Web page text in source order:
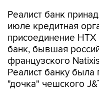
Реалист банк
июле кредитная
присоединение НТХ
банк, бывшая
французского
Реалист банку была
"дочка" чешского